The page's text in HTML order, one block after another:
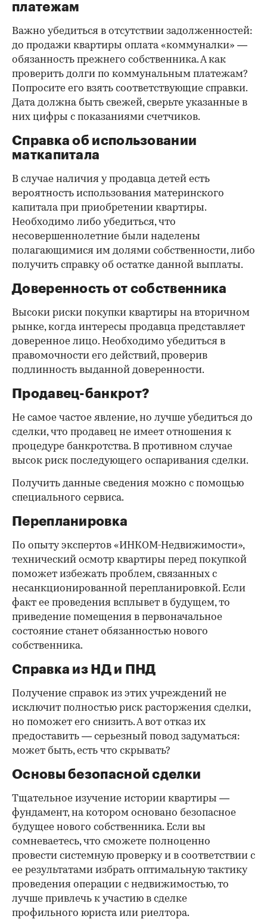
платежам
Важно убедиться в отсутствии задолженностей:
до продажи квартиры оплата «коммуналки» —
обязанность прежнего собственника. А как
проверить долги по коммунальным платежам?
Попросите его взять соответствующие справки.
Дата должна быть свежей, сверьте указанные в
них цифры с показаниями счетчиков.
Справка об использовании
маткапитала
В случае наличия у продавца детей есть
вероятность использования материнского
капитала при приобретении квартиры.
Необходимо либо убедиться, что
несовершеннолетние были наделены
полагающимися им долями собственности, либо
получить справку об остатке данной выплаты.
Доверенность от собственника
Высоки риски покупки квартиры на вторичном
рынке, когда интересы продавца представляет
доверенное лицо. Необходимо убедиться в
правомочности его действий, проверив
подлинность выданной доверенности.
Продавец-банкрот?
Не самое частое явление, но лучше убедиться до
сделки, что продавец не имеет отношения к
процедуре банкротства. В противном случае
высок риск последующего оспаривания сделки.
Получить данные сведения можно с помощью
специального сервиса.
Перепланировка
По опыту экспертов «ИНКОМ-Недвижимости»,
технический осмотр квартиры перед покупкой
поможет избежать проблем, связанных с
несанкционированной перепланировкой. Если
факт ее проведения всплывет в будущем, то
приведение помещения в первоначальное
состояние станет обязанностью нового
собственника.
Справка из НД и ПНД
Получение справок из этих учреждений не
исключит полностью риск расторжения сделки,
но поможет его снизить. А вот отказ их
предоставить — серьезный повод задуматься:
может быть, есть что скрывать?
Основы безопасной сделки
Тщательное изучение истории квартиры —
фундамент, на котором основано безопасное
будущее нового собственника. Если вы
сомневаетесь, что сможете полноценно
провести системную проверку и в соответствии с
ее результатами избрать оптимальную тактику
проведения операции с недвижимостью, то
лучше привлечь к участию в сделке
профильного юриста или риелтора.